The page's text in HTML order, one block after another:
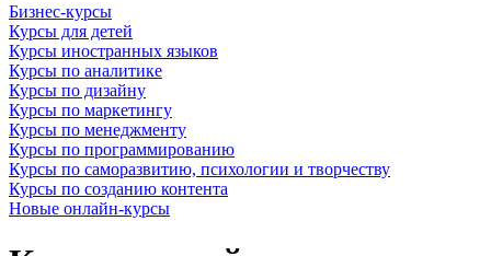
Бизнес-курсы
Курсы для детей
Курсы иностранных языков
Курсы по аналитике
Курсы по дизайну
Курсы по маркетингу
Курсы по менеджменту
Курсы по программированию
Курсы по саморазвитию, психологии и творчеству
Курсы по созданию контента
Новые онлайн‑курсы